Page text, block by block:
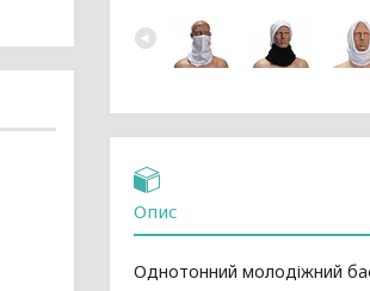
Опис
Однотонний молодіжний